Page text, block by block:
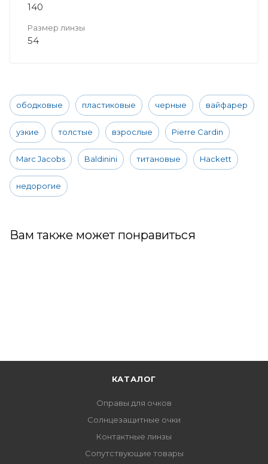
140
Размер линзы
54
ободковые пластиковые черные вайфарер
узкие толстые взрослые Pierre Cardin
Marc Jacobs Baldinini титановые Hackett
недорогие
Вам также может понравиться
КАТАЛОГ
Оправы для очков
Солнцезащитные очки
Контактные линзы
Сопутствующие товары